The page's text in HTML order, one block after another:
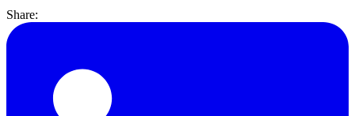
Share: